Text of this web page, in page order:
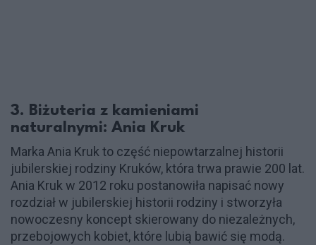
3. Biżuteria z kamieniami
naturalnymi: Ania Kruk
Marka Ania Kruk to część niepowtarzalnej historii
jubilerskiej rodziny Kruków, która trwa prawie 200 lat.
Ania Kruk w 2012 roku postanowiła napisać nowy
rozdział w jubilerskiej historii rodziny i stworzyła
nowoczesny koncept skierowany do niezależnych,
przebojowych kobiet, które lubią bawić się modą.